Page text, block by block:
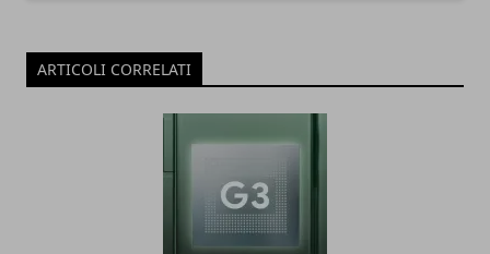
ARTICOLI CORRELATI